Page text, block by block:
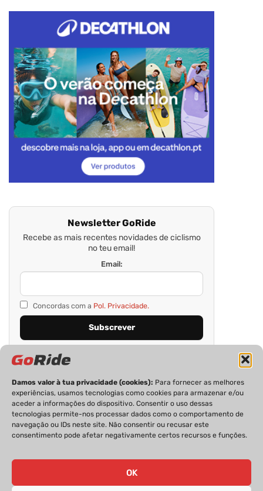
Damos valor à tua privacidade (cookies): Para fornecer as melhores
experiências, usamos tecnologias como cookies para armazenar e/ou
aceder a informações do dispositivo. Consentir o uso dessas
tecnologias permite-nos processar dados como o comportamento de
navegação ou IDs neste site. Não consentir ou recusar este
consentimento pode afetar negativamente certos recursos e funções.
OK
Newsletter GoRide
Recebe as mais recentes novidades de ciclismo
no teu email!
Email:
Concordas com a Pol. Privacidade.
PRIVACIDADE FICHA TÉCNICA
ESTATUTO EDITORIAL